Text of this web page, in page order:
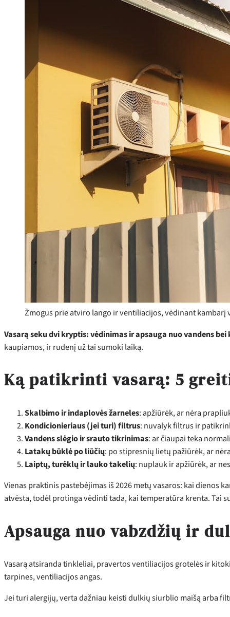
Žmogus prie atviro lango ir ventiliacijos, vėdinant kambarį
Vasarą seku dvi kryptis: vėdinimas ir apsauga nuo vandens
kaupiamos, ir rudenį už tai sumoki laiką.
Ką patikrinti vasarą: 5
Skalbimo ir indaplovės žarneles: apžiūrėk, ar nėra
Kondicionieriaus (jei turi) filtrus: nuvalyk filtrus ir
Vandens slėgio ir srauto tikrinimas: ar čiaupai teka
Latakų būklė po liūčių: po stipresnių lietų pažiūrėk, ar
Laiptų, turėklų ir lauko takelių: nuplauk ir apžiūrėk, ar
Vienas praktinis pastebėjimas iš 2026 metų vasaros: kai dienos
atvėsta, todėl protinga vėdinti tada, kai temperatūra krenta. Tai
Apsauga nuo vabzdžių ir
Vasarą atsiranda tinkleliai, pravertos ventiliacijos grotelės ir
tarpines, ventiliacijos angas.
Jei turi alergijų, verta dažniau keisti dulkių siurblio maišą arba